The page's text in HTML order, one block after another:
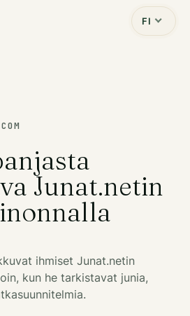
FI
Junat.netin
ihmiset Junat.netin
kun he tarkistavat junia,